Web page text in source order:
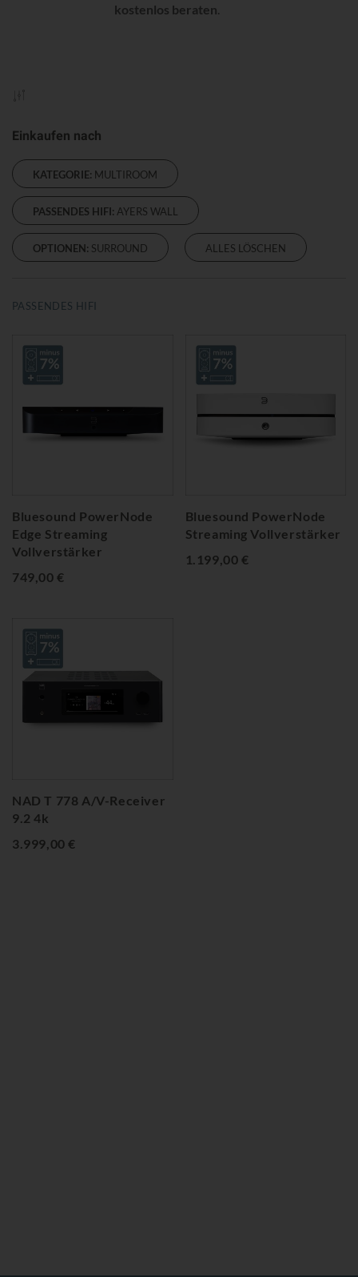
kostenlos beraten.
Einkaufen nach
KATEGORIE: MULTIROOM
PASSENDES HIFI: AYERS WALL
OPTIONEN: SURROUND ALLES LÖSCHEN
PASSENDES HIFI
Bluesound PowerNode
Edge Streaming
Vollverstärker
749,00 €
Bluesound PowerNode
Streaming Vollverstärker
1.199,00 €
NAD T 778 A/V-Receiver
9.2 4k
3.999,00 €